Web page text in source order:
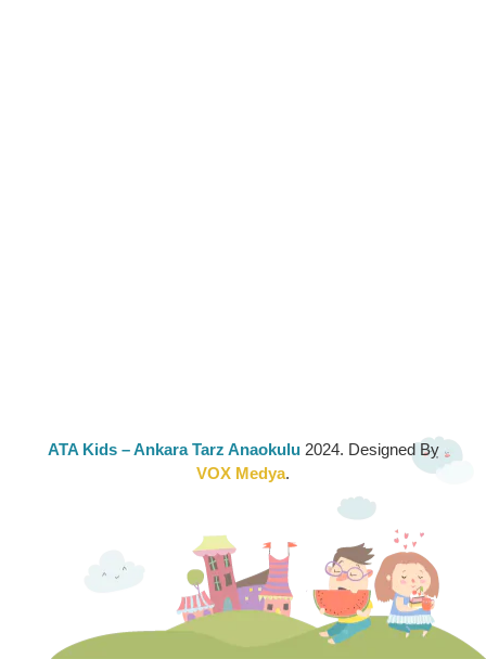
ATA Kids – Ankara Tarz Anaokulu2024. Designed By
VOX Medya.